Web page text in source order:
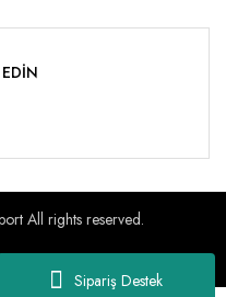
Sipariş Destek
All rights reserved.